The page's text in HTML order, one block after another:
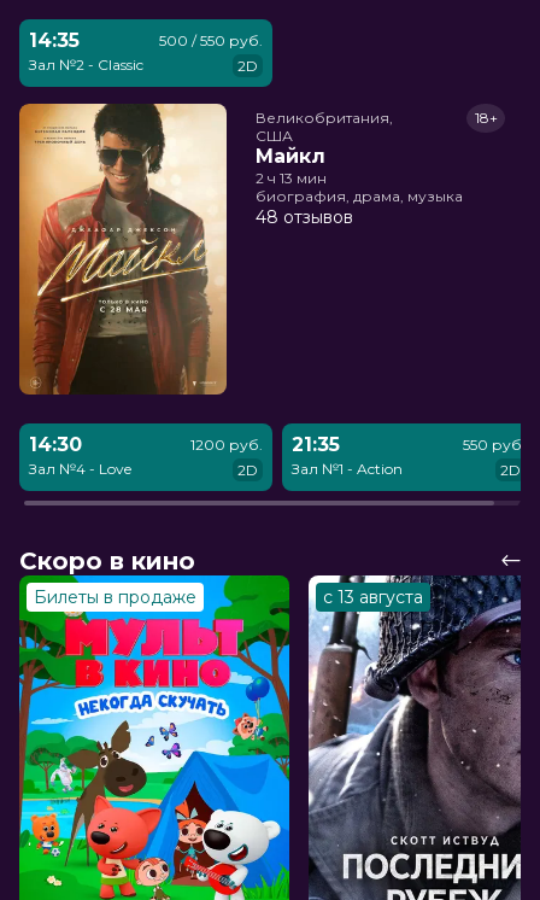
14:35
Зал №2 - Classic
500 / 550 руб.
2D
Великобритания,
США
Майкл
18+
2 ч 13 мин
биография, драма, музыка
48 отзывов
14:30
Зал №4 - Love
1200 руб.
2D
21:35
Зал №1 - Action
550 руб.
2D
Скоро в кино
Билеты в продаже с 13 августа